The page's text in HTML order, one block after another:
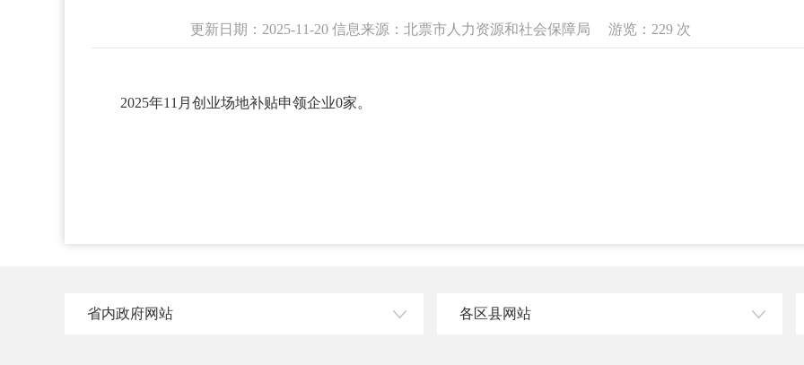
更新日期：2025-11-20 信息来源：北票市人力资源和社会保障局 游览： 229 次
2025年11月创业场地补贴申领企业0家。
省内政府网站 各区县网站